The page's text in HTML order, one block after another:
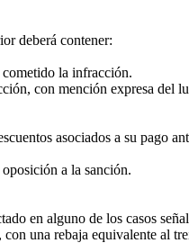
deberá contener:
la infracción.
con mención expresa del
asociados a su pago
a la sanción.
en alguno de los casos
una rebaja equivalente al